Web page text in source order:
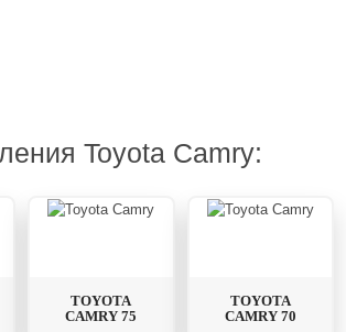
Toyota Camry:
TOYOTA
CAMRY 75
TOYOTA
CAMRY 70